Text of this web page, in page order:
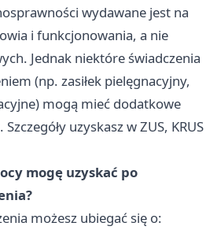
wydawane jest na
i funkcjonowania, a nie
Jednak niektóre świadczenia
(np. zasiłek pielęgnacyjny,
mogą mieć dodatkowe
uzyskasz w ZUS, KRUS
mogę uzyskać po
możesz ubiegać się o: